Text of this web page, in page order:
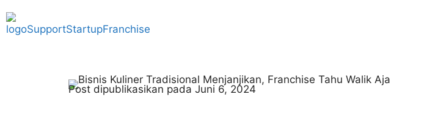
Post dipublikasikan pada Juni 6, 2024